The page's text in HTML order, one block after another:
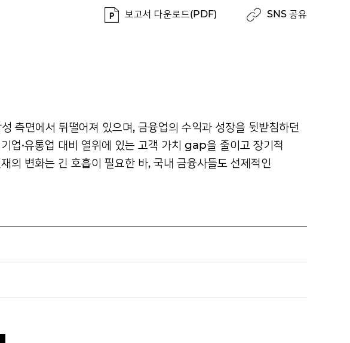
보고서 다운로드(PDF) SNS 공유
측면에서 뒤떨어져 있으며, 금융업의 수익과 성장을 뒷받침하던
업·유통업 대비 열위에 있는 고객 가치 gap을 줄이고 장기적
의 변화는 긴 호흡이 필요한 바, 국내 금융사들도 선제적인